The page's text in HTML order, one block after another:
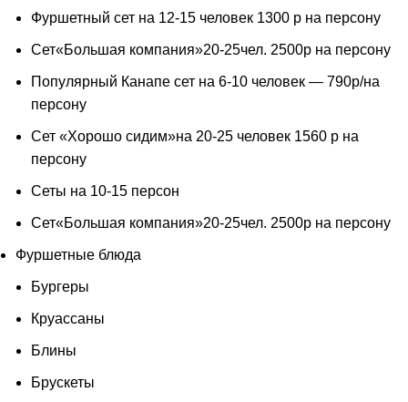
Фуршетный сет на 12-15 человек 1300 р на персону
Сет«Большая компания»20-25чел. 2500р на персону
Популярный Канапе сет на 6-10 человек — 790р/на
персону
Сет «Хорошо сидим»на 20-25 человек 1560 р на
персону
Сеты на 10-15 персон
Сет«Большая компания»20-25чел. 2500р на персону
Фуршетные блюда
Бургеры
Круассаны
Блины
Брускеты